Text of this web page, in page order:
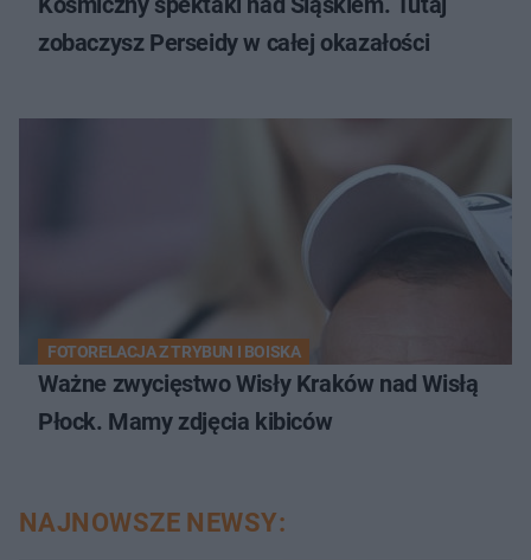
zobaczysz Perseidy w całej okazałości
FOTORELACJA Z TRYBUN I BOISKA
Ważne zwycięstwo Wisły Kraków nad Wisłą
Płock. Mamy zdjęcia kibiców
NAJNOWSZE NEWSY: